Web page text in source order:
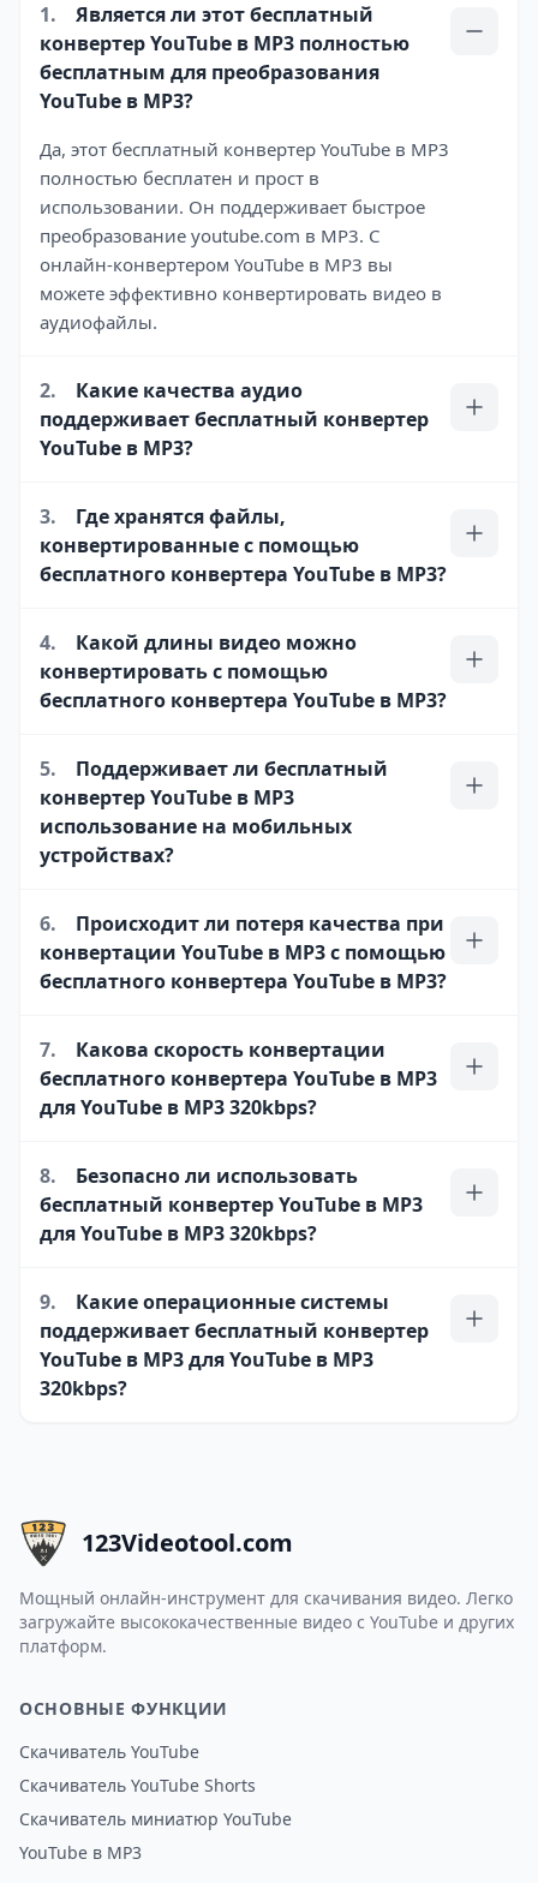
1.
Является ли этот бесплатный
конвертер YouTube в MP3 полностью
бесплатным для преобразования
YouTube в MP3?
Да, этот бесплатный конвертер YouTube в MP3
полностью бесплатен и прост в
использовании. Он поддерживает быстрое
преобразование youtube.com в MP3. С
онлайн-конвертером YouTube в MP3 вы
можете эффективно конвертировать видео в
аудиофайлы.
2.
Какие качества аудио
поддерживает бесплатный конвертер
YouTube в MP3?
3.
Где хранятся файлы,
конвертированные с помощью
бесплатного конвертера YouTube в MP3?
4.
Какой длины видео можно
конвертировать с помощью
бесплатного конвертера YouTube в MP3?
5.
Поддерживает ли бесплатный
конвертер YouTube в MP3
использование на мобильных
устройствах?
6.
Происходит ли потеря качества при
конвертации YouTube в MP3 с помощью
бесплатного конвертера YouTube в MP3?
7.
Какова скорость конвертации
бесплатного конвертера YouTube в MP3
для YouTube в MP3 320kbps?
8.
Безопасно ли использовать
бесплатный конвертер YouTube в MP3
для YouTube в MP3 320kbps?
9.
Какие операционные системы
поддерживает бесплатный конвертер
YouTube в MP3 для YouTube в MP3
320kbps?
123Videotool.com
Мощный онлайн-инструмент для скачивания видео. Легко
загружайте высококачественные видео с YouTube и других
платформ.
ОСНОВНЫЕ ФУНКЦИИ
Скачиватель YouTube
Скачиватель YouTube Shorts
Скачиватель миниатюр YouTube
YouTube в MP3